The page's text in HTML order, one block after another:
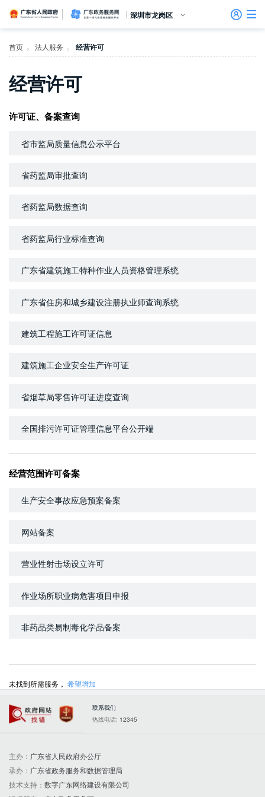
留言信箱
建言献策
信访相关法规
便民服务
百姓论坛
政府热线
网上调查
在线访谈
法律服务
领导信箱
未加载图片
政务微博
网络问政
意见征集
部门信箱
信访常见问题
信件回复
网上举报
公众监督
我要留言
广东省人民政府广东政务服务网
深圳市龙岗区
首页
效能监督
政务公开
政民互动
首页 > 法人服务 > 经营许可
经营许可
许可证、备案查询
省市监局质量信息公示平台
省药监局审批查询
省药监局数据查询
省药监局行业标准查询
广东省建筑施工特种作业人员资格管理系统
广东省住房和城乡建设注册执业师查询系统
建筑工程施工许可证信息
建筑施工企业安全生产许可证
省烟草局零售许可证进度查询
全国排污许可证管理信息平台公开端
经营范围许可备案
生产安全事故应急预案备案
网站备案
营业性射击场设立许可
作业场所职业病危害项目申报
非药品类易制毒化学品备案
未找到所需服务， 希望增加
政府网站找错
党政机关
联系我们
热线电话: 12345
主办： 广东省人民政府办公厅
承办： 广东省政务服务和数据管理局
技术支持： 数字广东网络建设有限公司